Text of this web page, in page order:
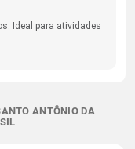
Ideal para atividades
ANTÔNIO DA